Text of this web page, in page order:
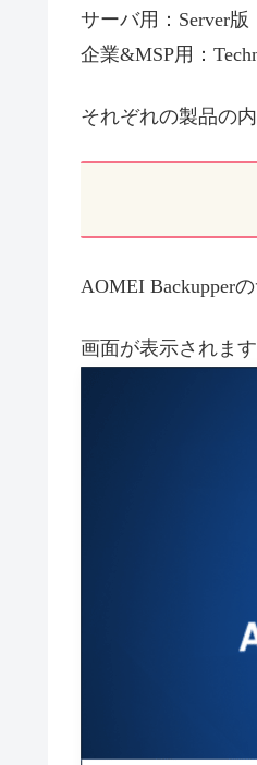
サーバ用：Server版
企業&MSP用：
それぞれの製品の
AOMEI Backupper
画面が表示されま